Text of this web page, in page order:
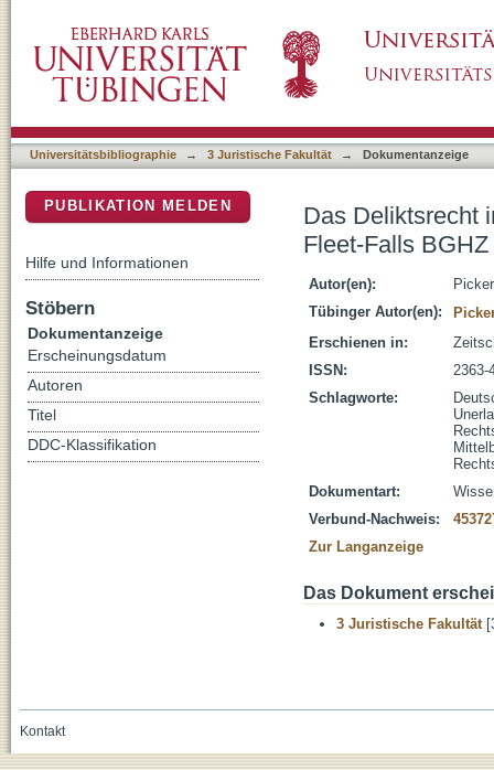
Universitätsbibliographie → 3 Juristische Fakultät → Dokumentanzeige
Das Deliktsrecht
Fleet-Falls
Autor(en):
Tübinger Autor(en):
Erschienen in:
ISSN:
2363-
Schlagworte:
Dokumentart:
Verbund-Nachweis:
Zur Langanzeige
Das Dokument
3 Juristische Fakultät
PUBLIKATION MELDEN
Hilfe und Informationen
Stöbern
Dokumentanzeige
Erscheinungsdatum
Autoren
Titel
DDC-Klassifikation
Kontakt